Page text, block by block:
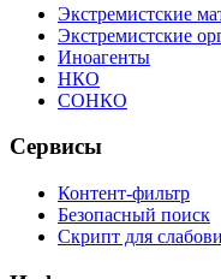
Экстремистские
Экстремистские
Иноагенты
НКО
СОНКО
Сервисы
Контент-фильтр
Безопасный поиск
Скрипт для